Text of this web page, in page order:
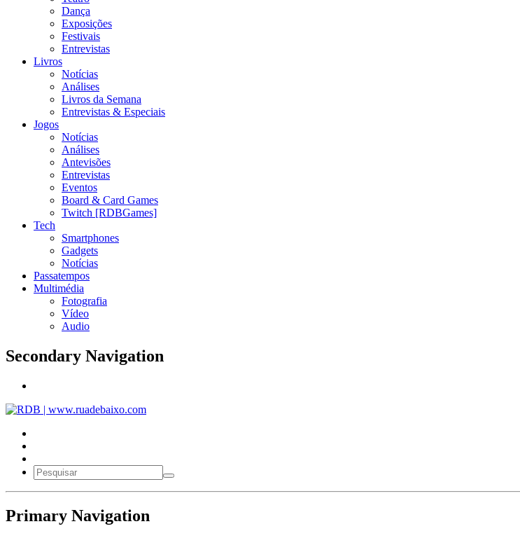
Dança
Exposições
Festivais
Entrevistas
Livros
Notícias
Análises
Livros da Semana
Entrevistas & Especiais
Jogos
Notícias
Análises
Antevisões
Entrevistas
Eventos
Board & Card Games
Twitch [RDBGames]
Tech
Smartphones
Gadgets
Notícias
Passatempos
Multimédia
Fotografia
Vídeo
Audio
Secondary Navigation
Primary Navigation